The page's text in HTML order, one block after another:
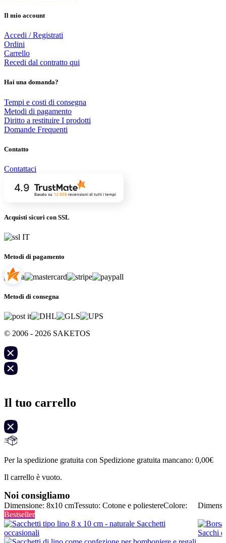
Il mio account
Accedi / Registrati
Ordini
Carrello
Recedi dal contratto qui
Hai una domanda?
Tempi e costi di consegna
Metodi di pagamento
Diritto a restituire I prodotti
Domande Frequenti
Contatto
Contattaci
4.9
Basato su 12 958recensioni di tutti i tempi
Acquisti sicuri con SSL
Metodi di pagamento
Metodi di consegna
© 2006 - 2026 SAKETOS
Il tuo carrello
Per la spedizione gratuita con Spedizione gratuita mancano: 0,00€
Il carrello è vuoto.
Noi consigliamo
Dimensione: 8x10 cmTessuto: Cotone e poliestereColore:
Bestseller